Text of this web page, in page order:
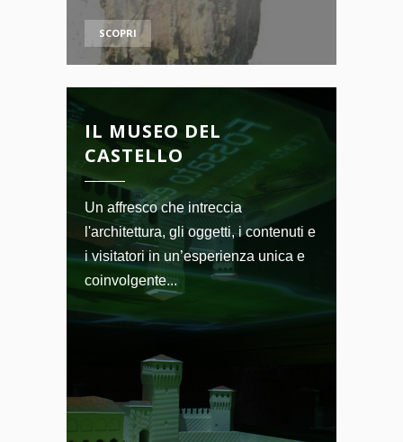
SCOPRI
IL MUSEO DEL
CASTELLO
Un affresco che intreccia
l'architettura, gli oggetti, i contenuti e
i visitatori in un’esperienza unica e
coinvolgente...